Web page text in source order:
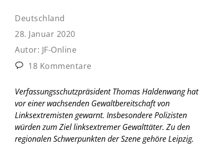
Deutschland
28. Januar 2020
Autor: JF-Online
18 Kommentare
Verfassungsschutzpräsident Thomas Haldenwang hat
vor einer wachsenden Gewaltbereitschaft von
Linksextremisten gewarnt. Insbesondere Polizisten
würden zum Ziel linksextremer Gewalttäter. Zu den
regionalen Schwerpunkten der Szene gehöre Leipzig.